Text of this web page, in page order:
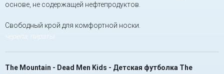
основе, не содержащей нефтепродуктов.
Свободный крой для комфортной носки.
черепа, пираты
The Mountain - Dead Men Kids - Детская футболка The